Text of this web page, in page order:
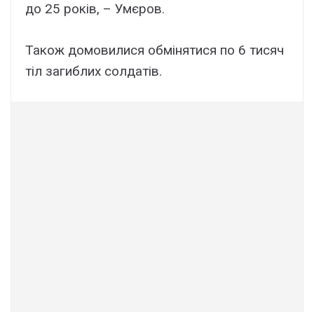
до 25 років, – Умєров.
Також домовилися обмінятися по 6 тисяч
тіл загиблих солдатів.